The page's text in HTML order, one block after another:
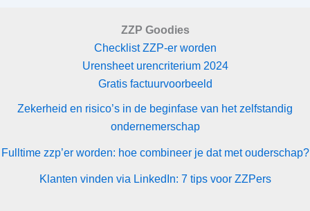
ZZP Goodies
Checklist ZZP-er worden
Urensheet urencriterium 2024
Gratis factuurvoorbeeld
Zekerheid en risico’s in de beginfase van het zelfstandig
ondernemerschap
Fulltime zzp’er worden: hoe combineer je dat met ouderschap?
Klanten vinden via LinkedIn: 7 tips voor ZZPers